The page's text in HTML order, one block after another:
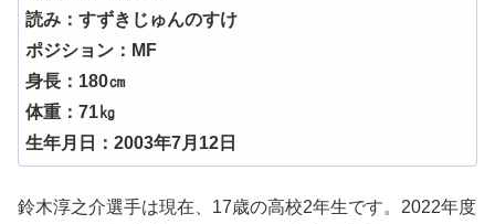
読み：すずきじゅんのすけ
ポジション：MF
身長：180㎝
体重：71㎏
生年月日：2003年7月12日
鈴木淳之介選手は現在、17歳の高校2年生です。2022年度